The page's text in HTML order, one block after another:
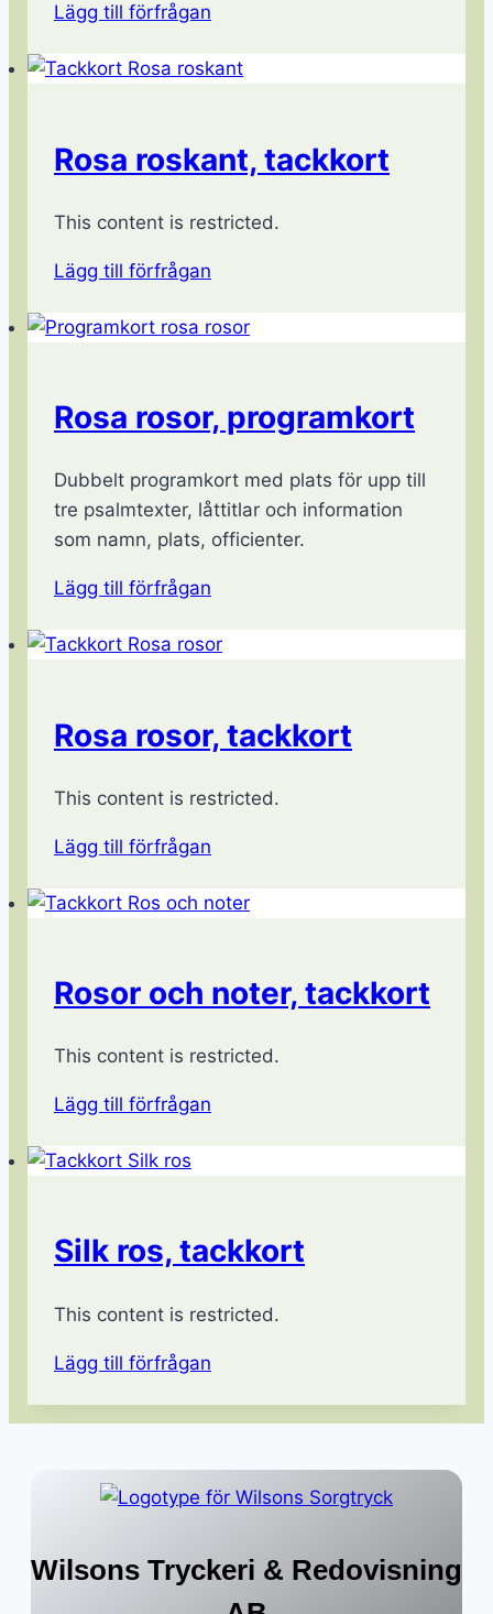
Lägg till förfrågan
Rosa roskant, tackkort
This content is restricted.
Lägg till förfrågan
Rosa rosor, programkort
Dubbelt programkort med plats för upp till
tre psalmtexter, låttitlar och information
som namn, plats, officienter.
Lägg till förfrågan
Rosa rosor, tackkort
This content is restricted.
Lägg till förfrågan
Rosor och noter, tackkort
This content is restricted.
Lägg till förfrågan
Silk ros, tackkort
This content is restricted.
Lägg till förfrågan
Wilsons Tryckeri & Redovisning